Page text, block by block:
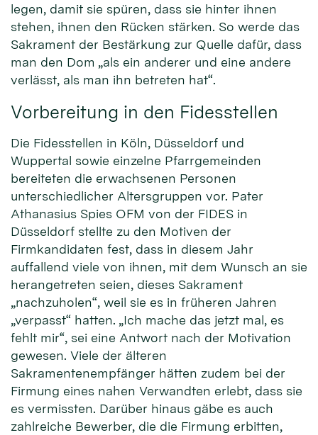
legen, damit sie spüren, dass sie hinter ihnen
stehen, ihnen den Rücken stärken. So werde das
Sakrament der Bestärkung zur Quelle dafür, dass
man den Dom „als ein anderer und eine andere
verlässt, als man ihn betreten hat“.
Vorbereitung in den Fidesstellen
Die Fidesstellen in Köln, Düsseldorf und
Wuppertal sowie einzelne Pfarrgemeinden
bereiteten die erwachsenen Personen
unterschiedlicher Altersgruppen vor. Pater
Athanasius Spies OFM von der FIDES in
Düsseldorf stellte zu den Motiven der
Firmkandidaten fest, dass in diesem Jahr
auffallend viele von ihnen, mit dem Wunsch an sie
herangetreten seien, dieses Sakrament
„nachzuholen“, weil sie es in früheren Jahren
„verpasst“ hatten. „Ich mache das jetzt mal, es
fehlt mir“, sei eine Antwort nach der Motivation
gewesen. Viele der älteren
Sakramentenempfänger hätten zudem bei der
Firmung eines nahen Verwandten erlebt, dass sie
es vermissten. Darüber hinaus gäbe es auch
zahlreiche Bewerber, die die Firmung erbitten,